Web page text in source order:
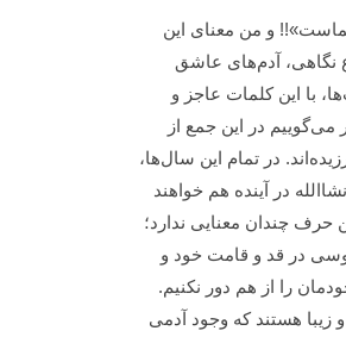
و من معنای این
نگاهی، آدم‌های عاشق
با این کلمات عاجز و
در این جمع از
در تمام این سال‌ها،
در آینده هم خواهند
چندان معنایی ندارد؛
امام علی هم یک سرمایه 20ساله است؛ فردوسی در قد و قامت خود و
را از هم دور نکنیم.
هستند که وجود آدمی